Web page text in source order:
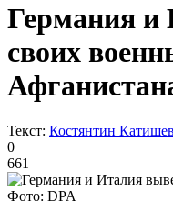
Германия и
своих
Текст: Костянтин Катишев
0
661
Фото: DPA